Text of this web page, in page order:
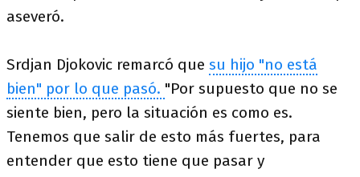
aseveró.
Srdjan Djokovic remarcó que su hijo "no está
bien" por lo que pasó. "Por supuesto que no se
siente bien, pero la situación es como es.
Tenemos que salir de esto más fuertes, para
entender que esto tiene que pasar y